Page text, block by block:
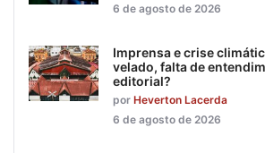
6 de agosto de 2026
Imprensa e crise
velado, falta de
editorial?
por Heverton Lacerda
6 de agosto de 2026